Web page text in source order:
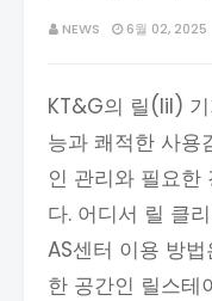
NEWS 6월 02, 2025
KT&G의 릴(lil)
능과 쾌적한 사용
인 관리와 필요한
다. 어디서 릴 클
AS센터 이용 방
한 공간인 릴스테